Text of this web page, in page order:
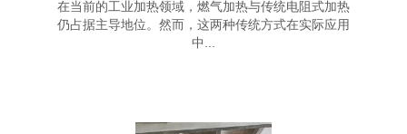
在当前的工业加热领域，燃气加热与传统电阻式加热
仍占据主导地位。然而，这两种传统方式在实际应用
中...